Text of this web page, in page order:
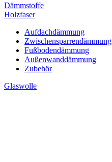
Dämmstoffe
Holzfaser
Aufdachdämmung
Zwischensparrendämmung
Fußbodendämmung
Außenwanddämmung
Zubehör
Glaswolle